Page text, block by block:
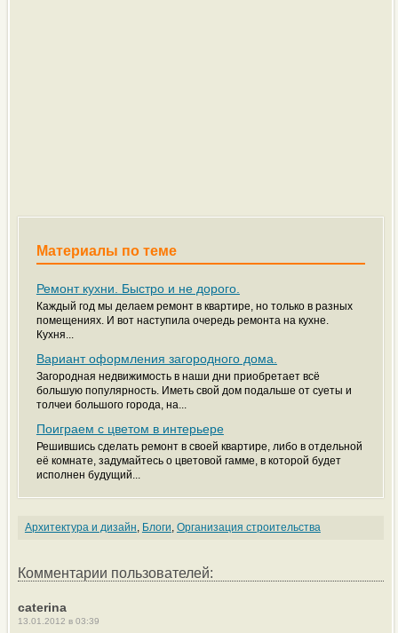
Материалы по теме
Ремонт кухни. Быстро и не дорого.
Каждый год мы делаем ремонт в квартире, но только в разных
помещениях. И вот наступила очередь ремонта на кухне.
Кухня...
Вариант оформления загородного дома.
Загородная недвижимость в наши дни приобретает всё
большую популярность. Иметь свой дом подальше от суеты и
толчеи большого города, на...
Поиграем с цветом в интерьере
Решившись сделать ремонт в своей квартире, либо в отдельной
её комнате, задумайтесь о цветовой гамме, в которой будет
исполнен будущий...
Архитектура и дизайн, Блоги, Организация строительства
Комментарии пользователей:
caterina
13.01.2012 в 03:39